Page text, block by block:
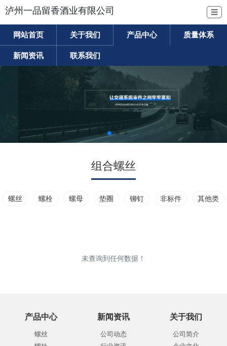
泸州一品留香酒业有限公司 ☰
网站首页 关于我们 产品中心 质量体系
新闻资讯 联系我们
组合螺丝
螺丝 螺栓 螺母 垫圈 铆钉 非标件 其他类
未查询到任何数据！
产品中心
螺丝
新闻资讯
公司动态
关于我们
公司简介